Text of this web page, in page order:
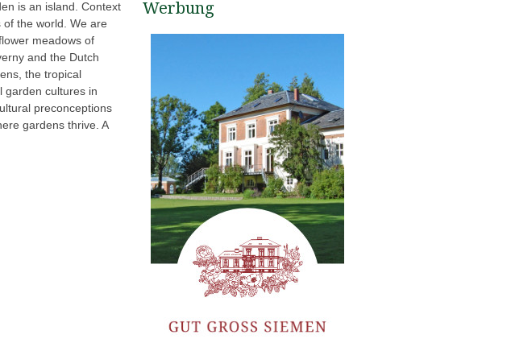
is an island. Context
of the world. We are
meadows of
and the Dutch
the tropical
garden cultures in
preconceptions
gardens thrive. A
Werbung